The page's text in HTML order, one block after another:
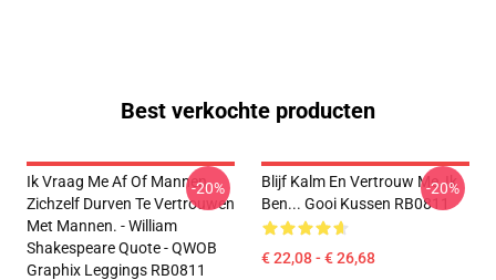
Best verkochte producten
Ik Vraag Me Af Of Mannen
Zichzelf Durven Te Vertrouwen
Met Mannen. - William
Shakespeare Quote - QWOB
Graphix Leggings RB0811
-20%
Blijf Kalm En Vertrouw Me, Ik
Ben... Gooi Kussen RB0811
€ 22,08 - € 26,68
-20%